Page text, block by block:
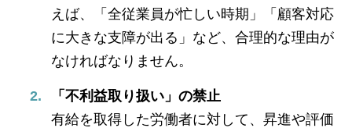
えば、「全従業員が忙しい時期」「顧客対応
に大きな支障が出る」など、合理的な理由が
なければなりません。
「不利益取り扱い」の禁止
有給を取得した労働者に対して、昇進や評価